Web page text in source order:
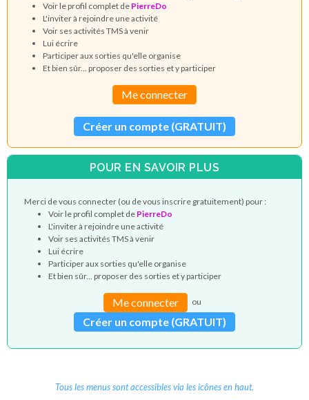
Voir le profil complet de PierreDo
L'inviter à rejoindre une activité
Voir ses activités TMS à venir
Lui écrire
Participer aux sorties qu'elle organise
Et bien sûr... proposer des sorties et y participer
Me connecter
Créer un compte (GRATUIT)
POUR EN SAVOIR PLUS
Merci de vous connecter (ou de vous inscrire gratuitement) pour :
Voir le profil complet de PierreDo
L'inviter à rejoindre une activité
Voir ses activités TMS à venir
Lui écrire
Participer aux sorties qu'elle organise
Et bien sûr... proposer des sorties et y participer
Me connecter ou
Créer un compte (GRATUIT)
Tous les menus sont accessibles via les icônes en haut.